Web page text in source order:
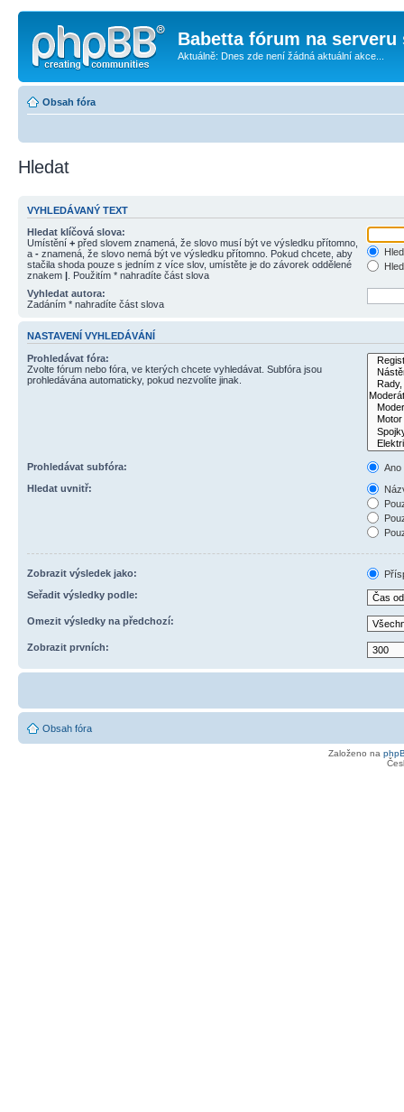
Babetta fórum na serveru
Aktuálně: Dnes zde není žádná aktuální akce...
Obsah fóra
Hledat
VYHLEDÁVANÝ TEXT
Hledat klíčová slova:
Umístění + před slovem znamená, že slovo musí být ve výsledku přítomno,
a - znamená, že slovo nemá být ve výsledku přítomno. Pokud chcete, aby
stačila shoda pouze s jedním z více slov, umístěte je do závorek oddělené
znakem | . Použitím * nahradíte část slova
Vyhledat autora:
Zadáním * nahradíte část slova
NASTAVENÍ VYHLEDÁVÁNÍ
Prohledávat fóra:
Zvolte fórum nebo fóra, ve kterých chcete vyhledávat. Subfóra jsou
prohledávána automaticky, pokud nezvolíte jinak.
Prohledávat subfóra:
Ano
Hledat uvnitř:
Zobrazit výsledek jako:
Seřadit výsledky podle:
Omezit výsledky na předchozí:
Zobrazit prvních:
Obsah fóra
Založeno na